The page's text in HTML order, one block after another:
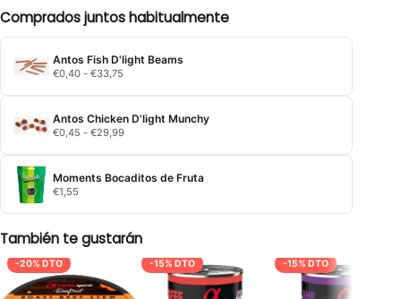
Comprados juntos habitualmente
Antos Fish D'light Beams
€0,40 - €33,75
precios:
€0,40
hasta
Antos Chicken D'light Munchy
€0,45 - €29,99Rango
precios:
€0,45
Moments Bocaditos de Fruta
€1,55
También te gustarán
-20% DTO -15% DTO -15% DTO